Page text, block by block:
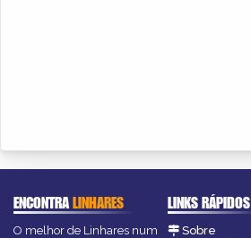
ENCONTRALINHARES
O melhor de Linhares num
LINKS RÁPIDOS
Sobre